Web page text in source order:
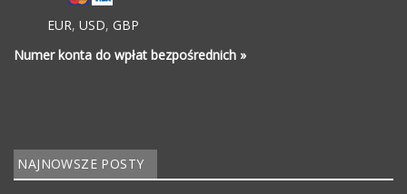
EUR, USD, GBP
Numer konta do wpłat bezpośrednich »
NAJNOWSZE POSTY